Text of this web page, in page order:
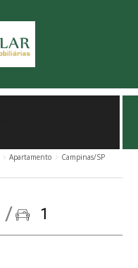
Apartamento
Campinas/SP
1